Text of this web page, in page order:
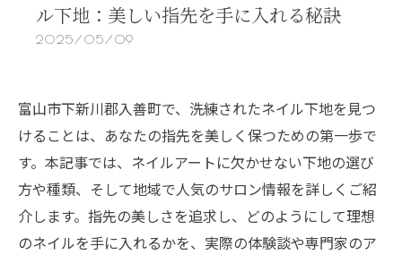
ル下地：美しい指先を手に入れる秘訣
2025/05/09
富山市下新川郡入善町で、洗練されたネイル下地を見つ
けることは、あなたの指先を美しく保つための第一歩で
す。本記事では、ネイルアートに欠かせない下地の選び
方や種類、そして地域で人気のサロン情報を詳しくご紹
介します。指先の美しさを追求し、どのようにして理想
のネイルを手に入れるかを、実際の体験談や専門家のア